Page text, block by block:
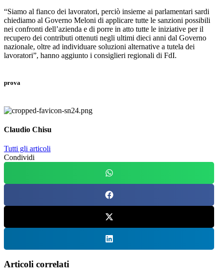
“Siamo al fianco dei lavoratori, perciò insieme ai parlamentari sardi
chiediamo al Governo Meloni di applicare tutte le sanzioni possibili
nei confronti dell’azienda e di porre in atto tutte le iniziative per il
recupero dei contributi ottenuti negli ultimi dieci anni dal Governo
nazionale, oltre ad individuare soluzioni alternative a tutela dei
lavoratori”, hanno aggiunto i consiglieri regionali di FdI.
prova
Claudio Chisu
Tutti gli articoli
Condividi
Articoli correlati